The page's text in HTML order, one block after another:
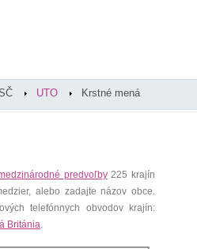
UTO Krstné mená
predvoľby225 krajín
alebo zadajte názov obce.
telefónnych obvodov krajín:
Británia.